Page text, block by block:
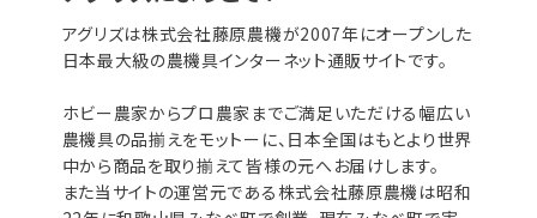
アグリズは株式会社藤原農機が2007年にオープンした
日本最大級の農機具インターネット通販サイトです。
ホビー農家からプロ農家までご満足いただける幅広い
農機具の品揃えをモットーに、日本全国はもとより世界
中から商品を取り揃えて皆様の元へお届けします。
また当サイトの運営元である株式会社藤原農機は昭和